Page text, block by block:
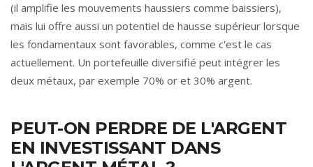
(il amplifie les mouvements haussiers comme baissiers),
mais lui offre aussi un potentiel de hausse supérieur lorsque
les fondamentaux sont favorables, comme c'est le cas
actuellement. Un portefeuille diversifié peut intégrer les
deux métaux, par exemple 70% or et 30% argent.
PEUT-ON PERDRE DE L'ARGENT
EN INVESTISSANT DANS